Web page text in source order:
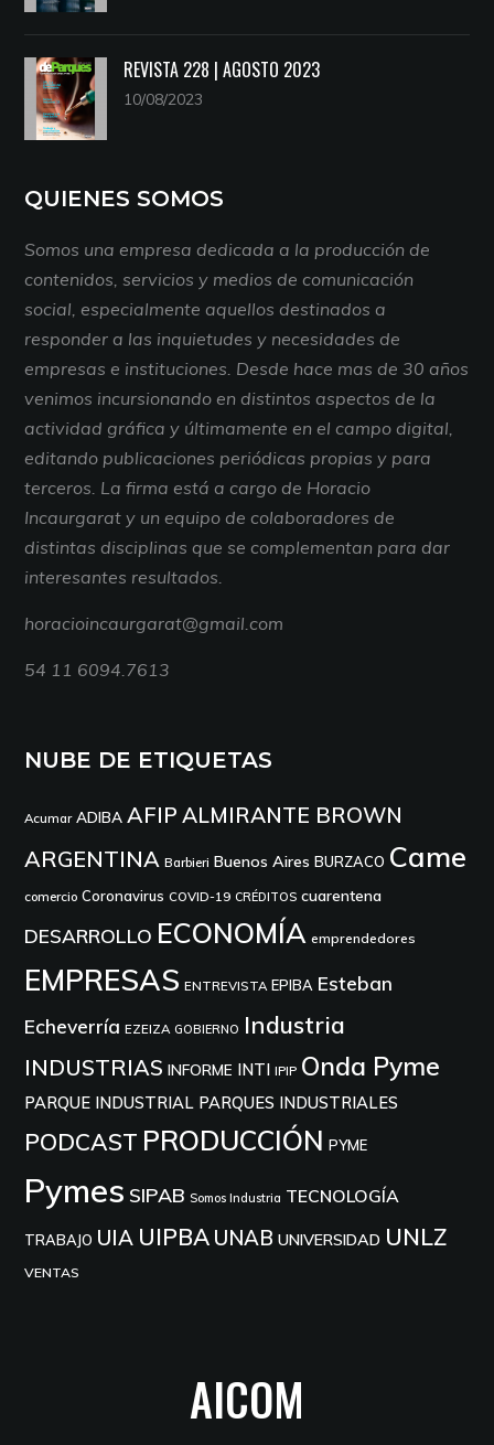
REVISTA 228 | AGOSTO 2023
10/08/2023
QUIENES SOMOS
Somos una empresa dedicada a la producción de
contenidos, servicios y medios de comunicación
social, especialmente aquellos destinados a
responder a las inquietudes y necesidades de
empresas e instituciones. Desde hace mas de 30 años
venimos incursionando en distintos aspectos de la
actividad gráfica y últimamente en el campo digital,
editando publicaciones periódicas propias y para
terceros. La firma está a cargo de Horacio
Incaurgarat y un equipo de colaboradores de
distintas disciplinas que se complementan para dar
interesantes resultados.
horacioincaurgarat@gmail.com
54 11 6094.7613
NUBE DE ETIQUETAS
Acumar ADIBA AFIP ALMIRANTE BROWN
ARGENTINA Barbieri Buenos Aires BURZACO Came
comercio Coronavirus COVID-19 CRÉDITOS cuarentena
DESARROLLO ECONOMÍA emprendedores
EMPRESAS ENTREVISTA EPIBA Esteban
Echeverría EZEIZA GOBIERNO Industria
INDUSTRIAS INFORME INTI IPIP Onda Pyme
PARQUE INDUSTRIAL PARQUES INDUSTRIALES
PODCAST PRODUCCIÓN PYME
Pymes SIPAB Somos Industria TECNOLOGÍA
TRABAJO UIA UIPBA UNAB UNIVERSIDAD UNLZ
VENTAS
AICOM